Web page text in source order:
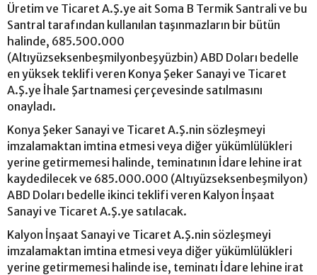
Üretim ve Ticaret A.Ş.ye ait Soma B Termik Santrali ve bu
Santral tarafından kullanılan taşınmazların bir bütün
halinde, 685.500.000
(Altıyüzseksenbeşmilyonbeşyüzbin) ABD Doları bedelle
en yüksek teklifi veren Konya Şeker Sanayi ve Ticaret
A.Ş.ye İhale Şartnamesi çerçevesinde satılmasını
onayladı.
Konya Şeker Sanayi ve Ticaret A.Ş.nin sözleşmeyi
imzalamaktan imtina etmesi veya diğer yükümlülükleri
yerine getirmemesi halinde, teminatının İdare lehine irat
kaydedilecek ve 685.000.000 (Altıyüzseksenbeşmilyon)
ABD Doları bedelle ikinci teklifi veren Kalyon İnşaat
Sanayi ve Ticaret A.Ş.ye satılacak.
Kalyon İnşaat Sanayi ve Ticaret A.Ş.nin sözleşmeyi
imzalamaktan imtina etmesi veya diğer yükümlülükleri
yerine getirmemesi halinde ise, teminatı İdare lehine irat